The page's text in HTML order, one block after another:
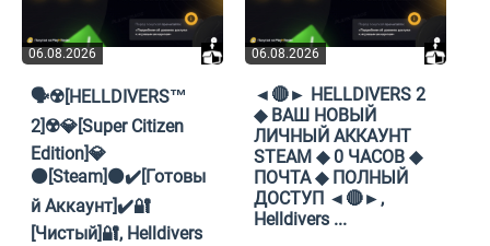
06.08.2026
🗣️☢️[HELLDIVERS™
2]☢️💎[Super Citizen
Edition]💎
⚫[Steam]⚫✔️[Готовы
й Аккаунт]✔️🔐
[Чистый]🔐, Helldivers
06.08.2026
◄🔴► HELLDIVERS 2
◆ ВАШ НОВЫЙ
ЛИЧНЫЙ АККАУНТ
STEAM ◆ 0 ЧАСОВ ◆
ПОЧТА ◆ ПОЛНЫЙ
ДОСТУП ◄🔴►,
Helldivers ...